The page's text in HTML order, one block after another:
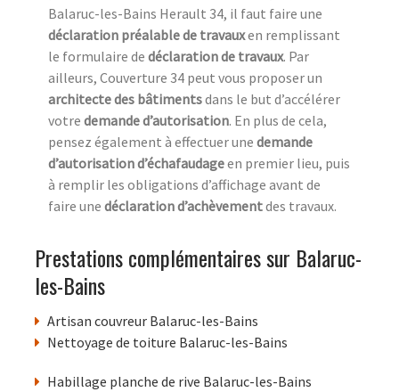
Balaruc-les-Bains Herault 34, il faut faire une
déclaration préalable de travauxen remplissant
le formulaire de déclaration de travaux. Par
ailleurs, Couverture 34 peut vous proposer un
architecte des bâtimentsdans le but d’accélérer
votre demande d’autorisation. En plus de cela,
pensez également à effectuer une demande
d’autorisation d’échafaudageen premier lieu, puis
à remplir les obligations d’affichage avant de
faire une déclaration d’achèvementdes travaux.
Prestations complémentaires sur Balaruc-
les-Bains
Artisan couvreur Balaruc-les-Bains
Nettoyage de toiture Balaruc-les-Bains
Habillage planche de rive Balaruc-les-Bains